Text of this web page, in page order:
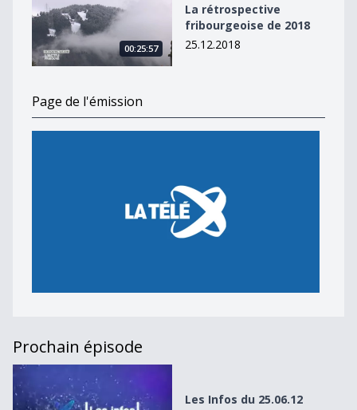
00:25:57
La rétrospective
fribourgeoise de 2018
25.12.2018
Page de l'émission
Prochain épisode
Les Infos du 25.06.12
Les Infos du 25.06.12